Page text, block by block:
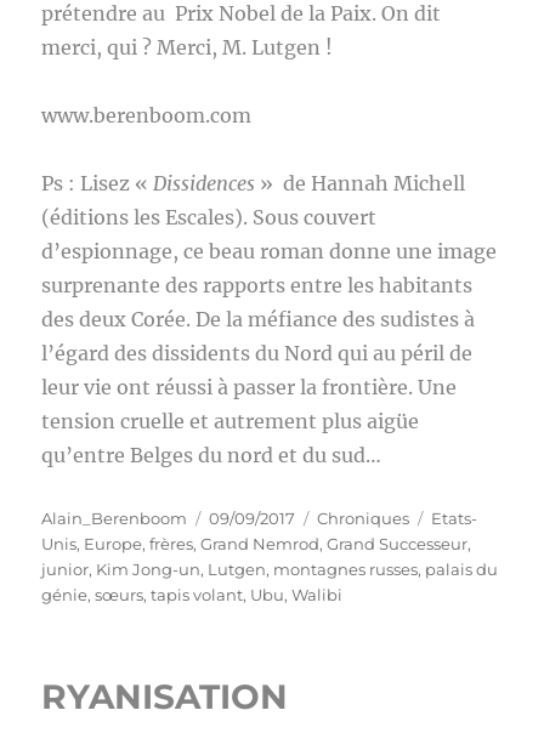
prétendre au Prix Nobel de la Paix. On dit
merci, qui ? Merci, M. Lutgen !
www.berenboom.com
Ps : Lisez «Dissidences » de Hannah Michell
(éditions les Escales). Sous couvert
d’espionnage, ce beau roman donne une image
surprenante des rapports entre les habitants
des deux Corée. De la méfiance des sudistes à
l’égard des dissidents du Nord qui au péril de
leur vie ont réussi à passer la frontière. Une
tension cruelle et autrement plus aigüe
qu’entre Belges du nord et du sud…
Auteur
Alain_Berenboom
Publié
le
09/09/2017 Catégories
Chroniques Étiquettes
Etats-
Unis, Europe,frères,Grand Nemrod,Grand Successeur,
junior, Kim Jong-un, Lutgen, montagnes russes, palais du
génie,sœurs,tapis volant, Ubu,Walibi
RYANISATION